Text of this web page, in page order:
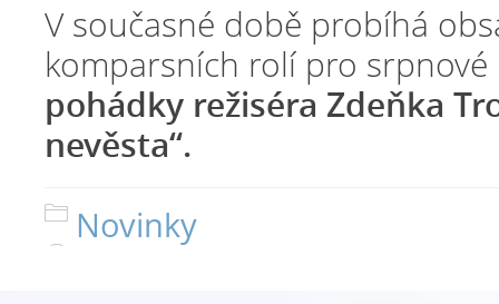
V současné době probíhá
komparsních rolí pro srpnové
pohádky režiséra Zdeňka
nevěsta“.
Novinky